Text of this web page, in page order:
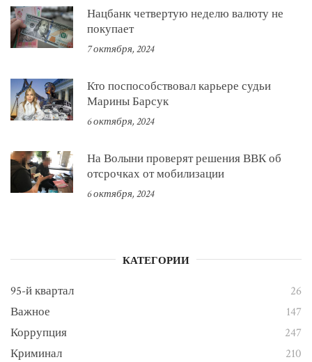
Нацбанк четвертую неделю валюту не
покупает
7 октября, 2024
Кто поспособствовал карьере судьи
Марины Барсук
6 октября, 2024
На Волыни проверят решения ВВК об
отсрочках от мобилизации
6 октября, 2024
КАТЕГОРИИ
95-й квартал
26
Важное
147
Коррупция
247
Криминал
210